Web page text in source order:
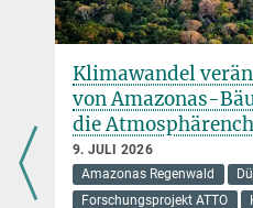
der höchsten Dichte von
den ersten Aquiferen erstreckt.
Klimawandel
von Amazonas-
die
9. JULI 2026
Amazonas Regenwald
Forschungsprojekt ATTO